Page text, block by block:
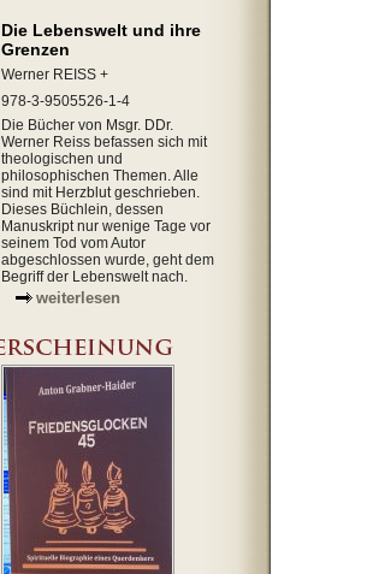
Die Lebenswelt und ihre
Grenzen
Werner REISS +
978-3-9505526-1-4
Die Bücher von Msgr. DDr.
Werner Reiss befassen sich mit
theologischen und
philosophischen Themen. Alle
sind mit Herzblut geschrieben.
Dieses Büchlein, dessen
Manuskript nur wenige Tage vor
seinem Tod vom Autor
abgeschlossen wurde, geht dem
Begriff der Lebenswelt nach.
weiterlesen